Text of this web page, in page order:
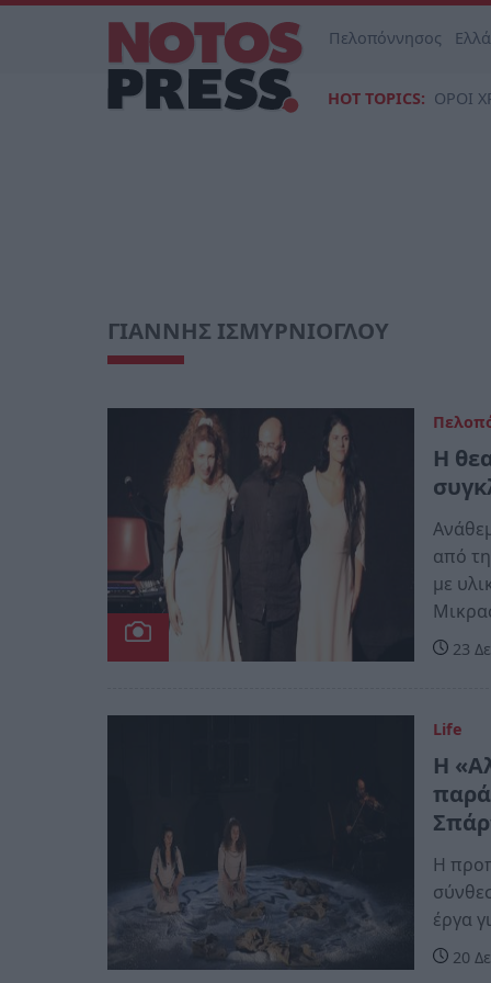
Πελοπόννησος
HOT TOPICS: ΟΡΟΙ
ΓΙΑΝΝΗΣ ΙΣΜΥΡΝΙΟΓΛΟΥ
Η
από
με
23
Life
Η
Η
έργα
20